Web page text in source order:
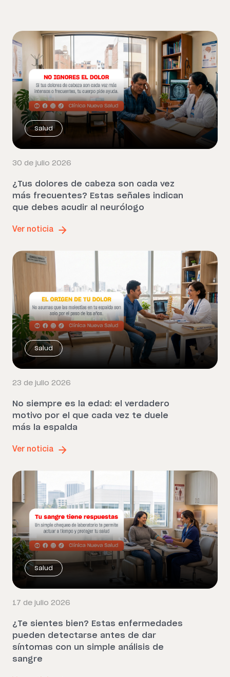
Salud
30 de julio 2026
¿Tus dolores de cabeza son cada vez
más frecuentes? Estas señales indican
que debes acudir al neurólogo
Ver noticia
Salud
23 de julio 2026
No siempre es la edad: el verdadero
motivo por el que cada vez te duele
más la espalda
Ver noticia
Salud
17 de julio 2026
¿Te sientes bien? Estas enfermedades
pueden detectarse antes de dar
síntomas con un simple análisis de
sangre